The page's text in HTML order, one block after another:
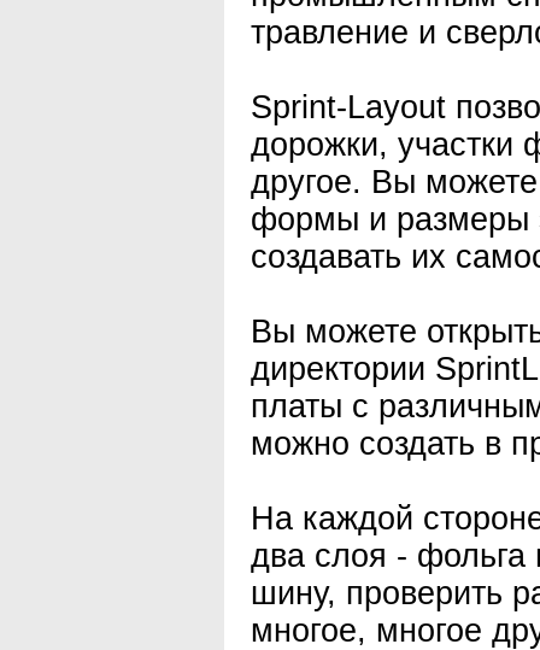
травление и
Sprint-Layout
дорожки, участки
другое. Вы
формы и размеры
создавать их
Вы можете
директории
платы с
можно создать в
На каждой
два слоя -
шину, проверить
многое, многое